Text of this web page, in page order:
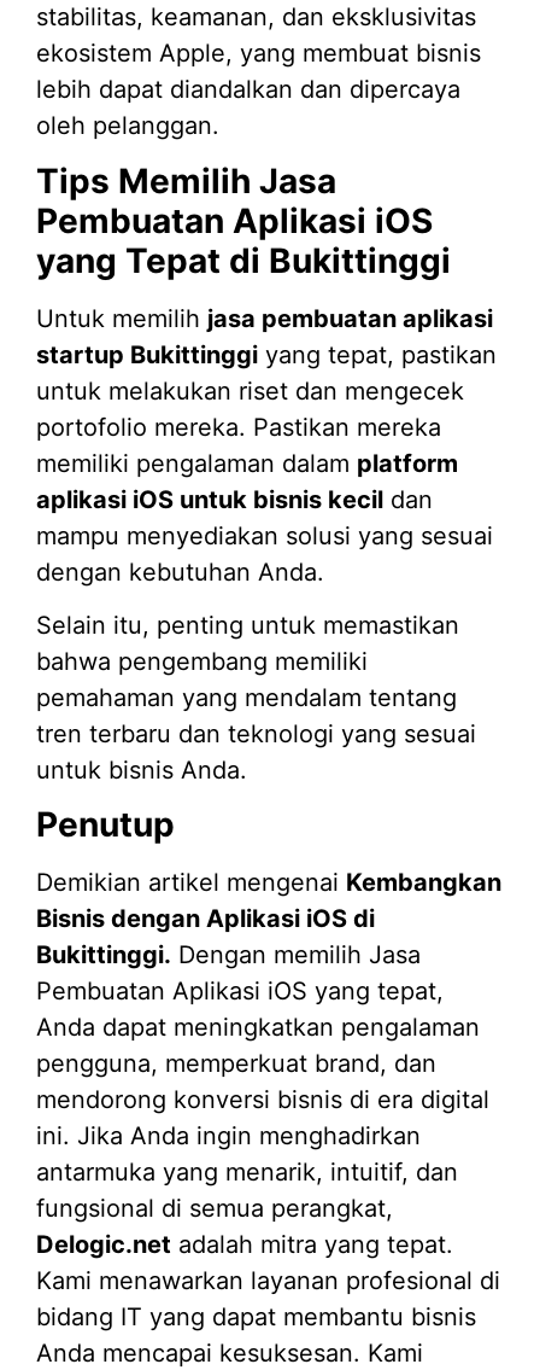
stabilitas, keamanan, dan eksklusivitas
ekosistem Apple, yang membuat bisnis
lebih dapat diandalkan dan dipercaya
oleh pelanggan.
Tips Memilih Jasa
Pembuatan Aplikasi iOS
yang Tepat di Bukittinggi
Untuk memilih jasa pembuatan aplikasi
startup Bukittinggi yang tepat, pastikan
untuk melakukan riset dan mengecek
portofolio mereka. Pastikan mereka
memiliki pengalaman dalam platform
aplikasi iOS untuk bisnis kecil dan
mampu menyediakan solusi yang sesuai
dengan kebutuhan Anda.
Selain itu, penting untuk memastikan
bahwa pengembang memiliki
pemahaman yang mendalam tentang
tren terbaru dan teknologi yang sesuai
untuk bisnis Anda.
Penutup
Demikian artikel mengenai Kembangkan
Bisnis dengan Aplikasi iOS di
Bukittinggi. Dengan memilih Jasa
Pembuatan Aplikasi iOS yang tepat,
Anda dapat meningkatkan pengalaman
pengguna, memperkuat brand, dan
mendorong konversi bisnis di era digital
ini. Jika Anda ingin menghadirkan
antarmuka yang menarik, intuitif, dan
fungsional di semua perangkat,
Delogic.net adalah mitra yang tepat.
Kami menawarkan layanan profesional di
bidang IT yang dapat membantu bisnis
Anda mencapai kesuksesan. Kami